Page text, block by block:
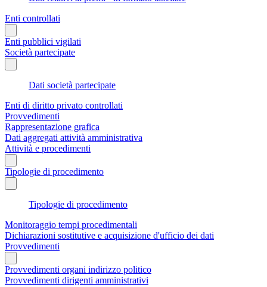
Enti controllati
Enti pubblici vigilati
Società partecipate
Dati società partecipate
Enti di diritto privato controllati
Provvedimenti
Rappresentazione grafica
Dati aggregati attività amministrativa
Attività e procedimenti
Tipologie di procedimento
Tipologie di procedimento
Monitoraggio tempi procedimentali
Dichiarazioni sostitutive e acquisizione d'ufficio dei dati
Provvedimenti
Provvedimenti organi indirizzo politico
Provvedimenti dirigenti amministrativi